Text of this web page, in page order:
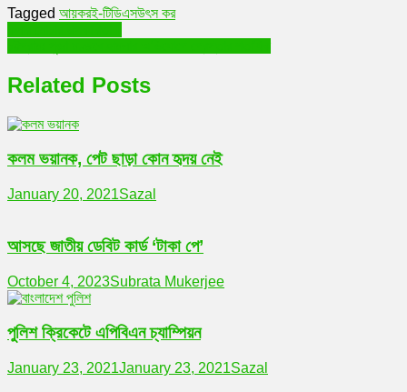
Tagged আয়করই-টিডিএসউৎস কর
Post
navigation
Related Posts
কলম ভয়ানক, পেট ছাড়া কোন হৃদয় নেই
January 20, 2021Sazal
আসছে জাতীয় ডেবিট কার্ড ‘টাকা পে’
October 4, 2023Subrata Mukerjee
পুলিশ ক্রিকেটে এপিবিএন চ্যাম্পিয়ন
January 23, 2021January 23, 2021Sazal